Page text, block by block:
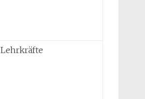
Lehrkräfte